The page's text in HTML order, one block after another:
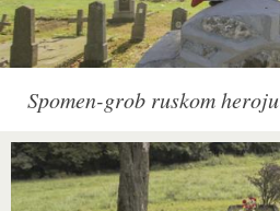
Spomen-grob ruskom heroju